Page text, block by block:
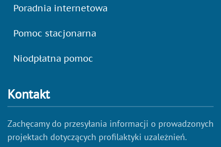
Poradnia internetowa
Pomoc stacjonarna
Niodpłatna pomoc
Kontakt
Zachęcamy do przesyłania informacji o prowadzonych
projektach dotyczących profilaktyki uzależnień.